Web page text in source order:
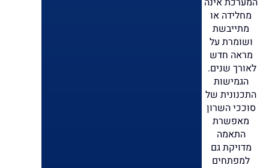
מחלידה או
מתייבשת
ושומרת על
מראה חדש
לאורך שנים.
הגמישות
התכנונית של
סוככי השרון
מאפשרת
התאמה
מדויקת גם
למפתחים